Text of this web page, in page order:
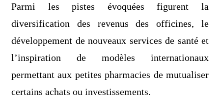
Parmi les pistes évoquées figurent la
diversification des revenus des officines, le
développement de nouveaux services de santé et
l’inspiration de modèles internationaux
permettant aux petites pharmacies de mutualiser
certains achats ou investissements.